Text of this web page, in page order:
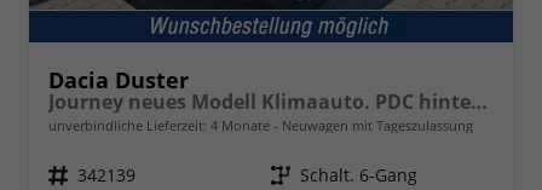
Dacia Duster
Journey neues Modell Klimaauto. PDC hinten Kamera Tempomat Hands-free K. 18 Zoll Leichtmetallf.
unverbindliche Lieferzeit: 4 Monate Neuwagen mit Tageszulassung
Fahrzeugnr. 342139 Getriebe Schalt. 6-Gang